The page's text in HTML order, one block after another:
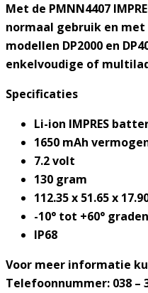
Met de PMNN4407
normaal gebruik en met
modellen DP2000 en
enkelvoudige of
Specificaties
Li-ion IMPRES
1650 mAh
7.2 volt
130 gram
112.35 x 51.65 x
-10° tot +60°
IP68
Voor meer informatie
Telefoonnummer: 038 –